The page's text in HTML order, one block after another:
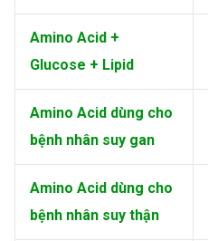
Amino Acid +
Glucose + Lipid
Amino Acid dùng cho
bệnh nhân suy gan
Amino Acid dùng cho
bệnh nhân suy thận